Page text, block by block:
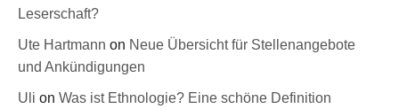
Leserschaft?
Ute Hartmann on Neue Übersicht für Stellenangebote
und Ankündigungen
Uli on Was ist Ethnologie? Eine schöne Definition